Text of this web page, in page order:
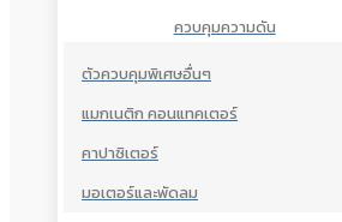
ควบคุมความดัน
ตัวควบคุมพิเศษอื่นๆ
แมกเนติก คอนแทคเตอร์
คาปาซิเตอร์
มอเตอร์และพัดลม